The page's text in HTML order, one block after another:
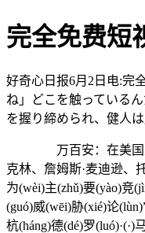
完全免费短
好奇心日报6月2日电:完
ね」どこを触っている
を握り締められ、健人は
万百安：在美国建国
克林、詹姆斯·麦迪逊、
为(wèi)主(zhǔ)要(yào)竞
(guó)威(wēi)胁(xié)论
杭(háng)德(dé)罗